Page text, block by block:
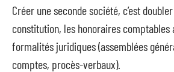
Créer une seconde société, c’est
constitution, les honoraires comptables
formalités juridiques (assemblées
comptes, procès-verbaux).